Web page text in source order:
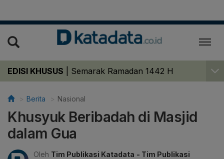
EDISI KHUSUS Semarak Ramadan 1442 H
Berita Nasional
Khusyuk Beribadah di Masjid
dalam Gua
Oleh Tim Publikasi Katadata - Tim Publikasi